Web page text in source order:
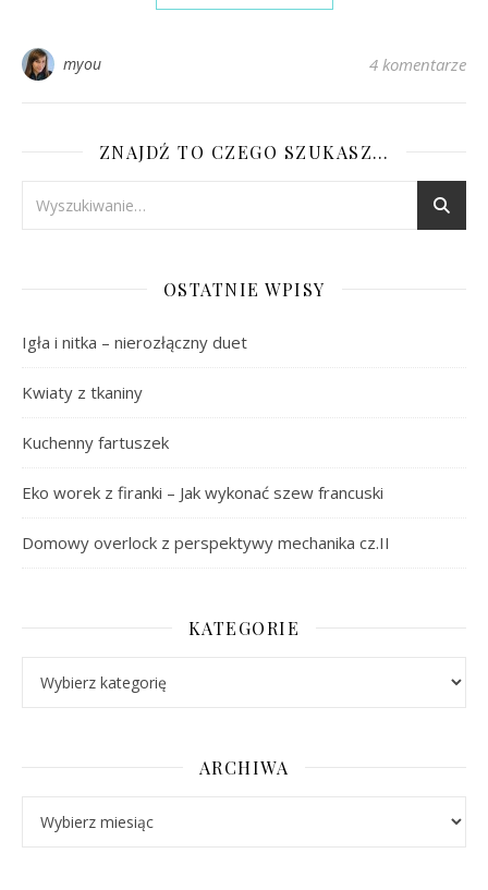
myou 4 komentarze
ZNAJDŹ TO CZEGO SZUKASZ…
OSTATNIE WPISY
Igła i nitka – nierozłączny duet
Kwiaty z tkaniny
Kuchenny fartuszek
Eko worek z firanki – Jak wykonać szew francuski
Domowy overlock z perspektywy mechanika cz.II
KATEGORIE
ARCHIWA